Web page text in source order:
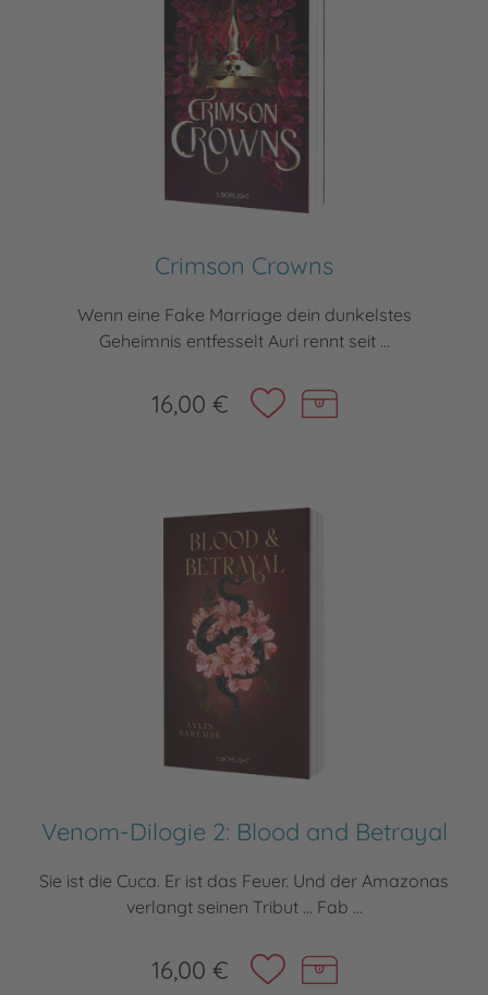
Crimson Crowns
Wenn eine Fake Marriage dein dunkelstes
Geheimnis entfesselt Auri rennt seit ...
16,00 €
Venom-Dilogie 2: Blood and Betrayal
Sie ist die Cuca. Er ist das Feuer. Und der Amazonas
verlangt seinen Tribut … Fab ...
16,00 €